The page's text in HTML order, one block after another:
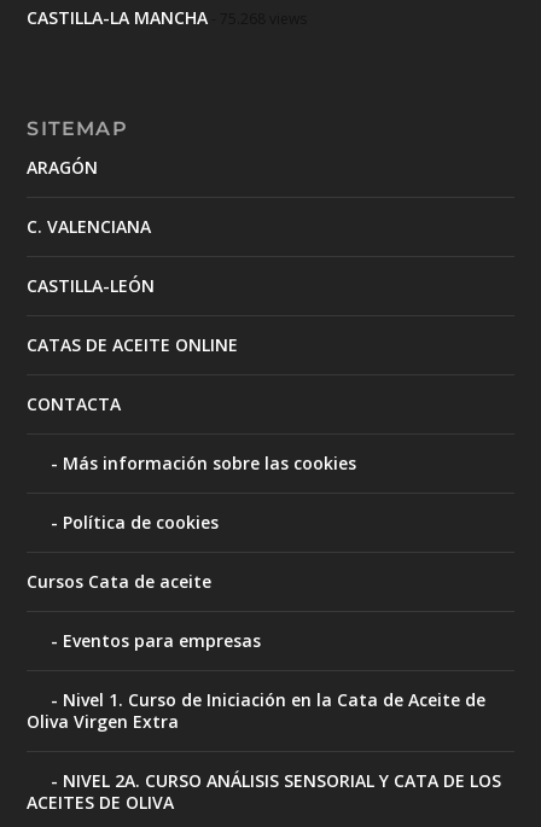
CASTILLA-LA MANCHA
SITEMAP
ARAGÓN
C. VALENCIANA
CASTILLA-LEÓN
CATAS DE ACEITE ONLINE
CONTACTA
Más información sobre las cookies
Política de cookies
Cursos Cata de aceite
Eventos para empresas
Nivel 1. Curso de Iniciación en la Cata de Aceite de
Oliva Virgen Extra
NIVEL 2A. CURSO ANÁLISIS SENSORIAL Y CATA DE LOS
ACEITES DE OLIVA